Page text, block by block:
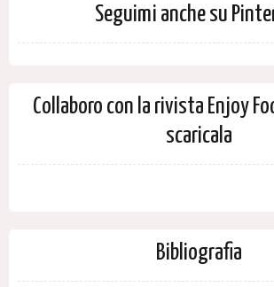
Seguimi anche su
Collaboro con la rivista Enjoy
scaricala
Bibliografia